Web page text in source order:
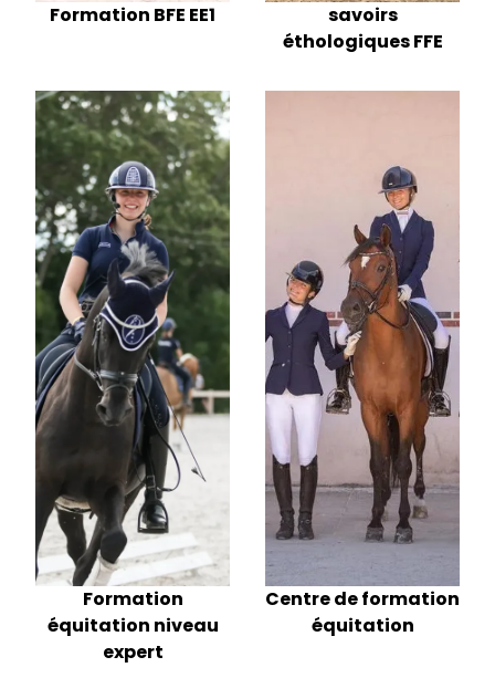
Formation BFE EE1
savoirs
éthologiques FFE
Formation
équitation niveau
expert
Centre de formation
équitation